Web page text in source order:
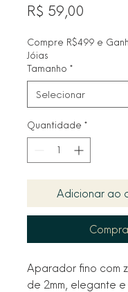
R$ 59,00
Compre R$499 e
Jóias
Tamanho *
Quantidade *
Adicionar ao
Aparador fino com
de 2mm, elegante